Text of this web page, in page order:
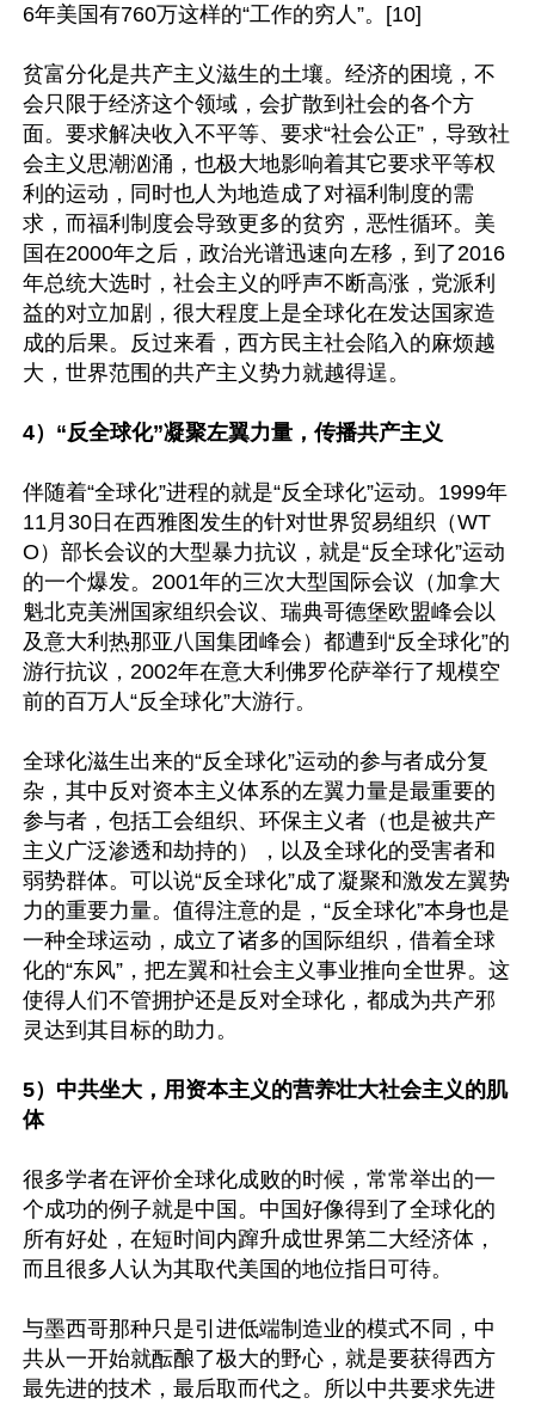
6年美国有760万这样的“工作的穷人”。[10]
贫富分化是共产主义滋生的土壤。经济的困境，不
会只限于经济这个领域，会扩散到社会的各个方
面。要求解决收入不平等、要求“社会公正”，导致社
会主义思潮汹涌，也极大地影响着其它要求平等权
利的运动，同时也人为地造成了对福利制度的需
求，而福利制度会导致更多的贫穷，恶性循环。美
国在2000年之后，政治光谱迅速向左移，到了2016
年总统大选时，社会主义的呼声不断高涨，党派利
益的对立加剧，很大程度上是全球化在发达国家造
成的后果。反过来看，西方民主社会陷入的麻烦越
大，世界范围的共产主义势力就越得逞。
4）“反全球化”凝聚左翼力量，传播共产主义
伴随着“全球化”进程的就是“反全球化”运动。1999年
11月30日在西雅图发生的针对世界贸易组织（WT
O）部长会议的大型暴力抗议，就是“反全球化”运动
的一个爆发。2001年的三次大型国际会议（加拿大
魁北克美洲国家组织会议、瑞典哥德堡欧盟峰会以
及意大利热那亚八国集团峰会）都遭到“反全球化”的
游行抗议，2002年在意大利佛罗伦萨举行了规模空
前的百万人“反全球化”大游行。
全球化滋生出来的“反全球化”运动的参与者成分复
杂，其中反对资本主义体系的左翼力量是最重要的
参与者，包括工会组织、环保主义者（也是被共产
主义广泛渗透和劫持的），以及全球化的受害者和
弱势群体。可以说“反全球化”成了凝聚和激发左翼势
力的重要力量。值得注意的是，“反全球化”本身也是
一种全球运动，成立了诸多的国际组织，借着全球
化的“东风”，把左翼和社会主义事业推向全世界。这
使得人们不管拥护还是反对全球化，都成为共产邪
灵达到其目标的助力。
5）中共坐大，用资本主义的营养壮大社会主义的肌
体
很多学者在评价全球化成败的时候，常常举出的一
个成功的例子就是中国。中国好像得到了全球化的
所有好处，在短时间内蹿升成世界第二大经济体，
而且很多人认为其取代美国的地位指日可待。
与墨西哥那种只是引进低端制造业的模式不同，中
共从一开始就酝酿了极大的野心，就是要获得西方
最先进的技术，最后取而代之。所以中共要求先进